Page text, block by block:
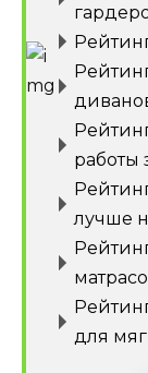
работы
лучше
для